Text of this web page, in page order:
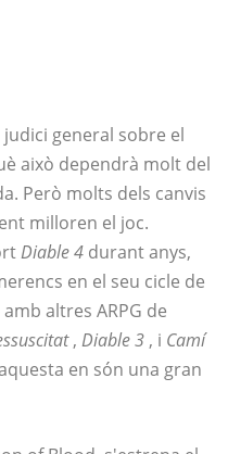
general sobre el
això dependrà molt del
Però molts dels canvis
milloren el joc.
Diable 4 durant anys,
en el seu cicle de
altres ARPG de
, Diable 3 , i Camí
en són una gran